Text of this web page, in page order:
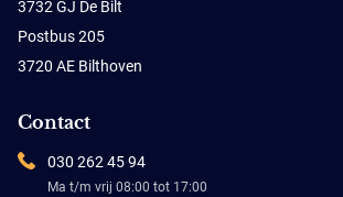
3732 GJ De Bilt
Postbus 205
3720 AE Bilthoven
Contact
030 262 45 94
Ma t/m vrij 08:00 tot 17:00